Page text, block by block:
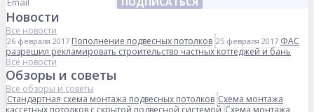
Новости
Все новости
26 февраля 2017 Пополнение подвесных потолков 25 февраля 2017 ФАС
разрешил рекламировать строительство частных коттеджей и бань
Все новости
Обзоры и советы
Все обзоры и советы
Стандартная схема монтажа подвесных потолков Схема монтажа
кассетных потолков с скрытой подвесной системой Схема монтажа